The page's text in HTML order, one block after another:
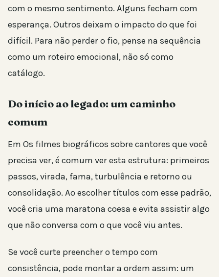
com o mesmo sentimento. Alguns fecham com
esperança. Outros deixam o impacto do que foi
difícil. Para não perder o fio, pense na sequência
como um roteiro emocional, não só como
catálogo.
Do início ao legado: um caminho
comum
Em Os filmes biográficos sobre cantores que você
precisa ver, é comum ver esta estrutura: primeiros
passos, virada, fama, turbulência e retorno ou
consolidação. Ao escolher títulos com esse padrão,
você cria uma maratona coesa e evita assistir algo
que não conversa com o que você viu antes.
Se você curte preencher o tempo com
consistência, pode montar a ordem assim: um